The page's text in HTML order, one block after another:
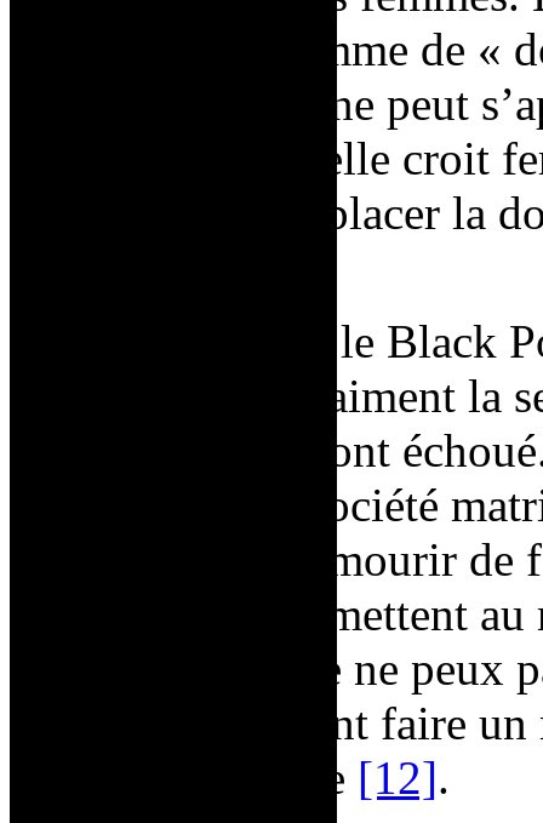
capacité de la femme de
puissance féminine peut
Par-dessus tout, elle croit
femme pour remplacer la
Nous avons bien le Black
Power ? C’est vraiment
et le capitalisme ont
d’une nouvelle société
continueraient à mourir de
Ces femmes qui mettent
donner la vie – je ne peux
qu’elles pourraient faire
heureuse de vivre [12].